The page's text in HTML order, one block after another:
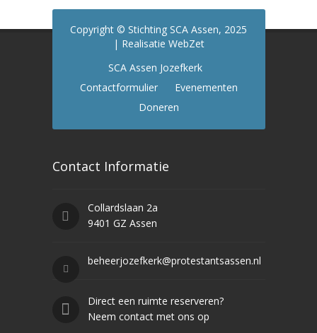
Copyright © Stichting SCA Assen, 2025
| Realisatie WebZet
SCA Assen Jozefkerk
Contactformulier
Evenementen
Doneren
Contact Informatie
Collardslaan 2a
9401 GZ Assen
beheerjozefkerk@protestantsassen.nl
Direct een ruimte reserveren?
Neem contact met ons op